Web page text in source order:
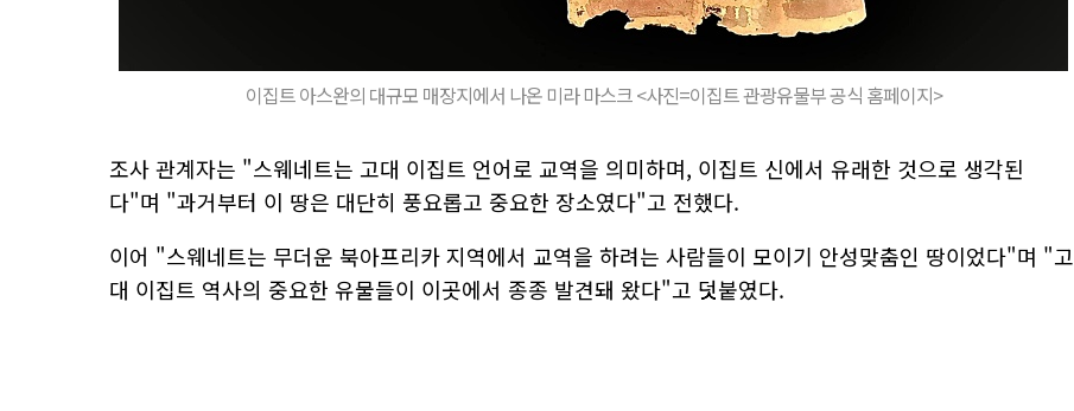
이집트 아스완의 대규모 매장지에서 나온 미라 마스크 <사진=이집트 관광유물부 공식 홈페이지>
조사 관계자는 "스웨네트는 고대 이집트 언어로 교역을 의미하며, 이집트 신에서 유래한 것으로 생각된
다"며 "과거부터 이 땅은 대단히 풍요롭고 중요한 장소였다"고 전했다.
이어 "스웨네트는 무더운 북아프리카 지역에서 교역을 하려는 사람들이 모이기 안성맞춤인 땅이었다"며 "고
대 이집트 역사의 중요한 유물들이 이곳에서 종종 발견돼 왔다"고 덧붙였다.